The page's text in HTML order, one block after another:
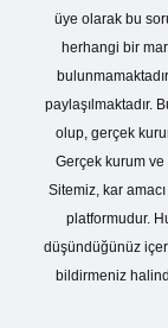
üye olarak bu
herhangi bir
paylaşılmaktadır.
olup, gerçek
Gerçek kurum
Sitemiz, kar
platformudur.
düşündüğünüz
bildirmeniz